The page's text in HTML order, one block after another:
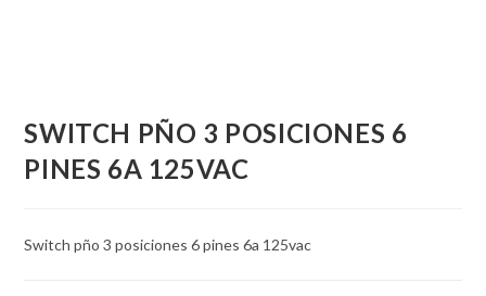
SWITCH PÑO 3 POSICIONES 6
PINES 6A 125VAC
Switch pño 3 posiciones 6 pines 6a 125vac